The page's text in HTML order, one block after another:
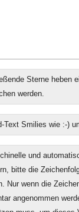
Sterne heben
werden.
Text Smilies wie :-)
und
bitte die
Nur wenn die
angenommen